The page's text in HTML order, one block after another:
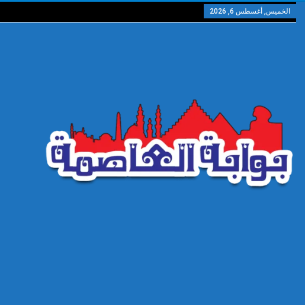
الخميس, أغسطس 6, 2026